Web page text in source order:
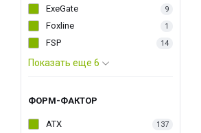
ExeGate 9
Foxline 1
FSP 14
Показать еще 6
ФОРМ-ФАКТОР
ATX 137